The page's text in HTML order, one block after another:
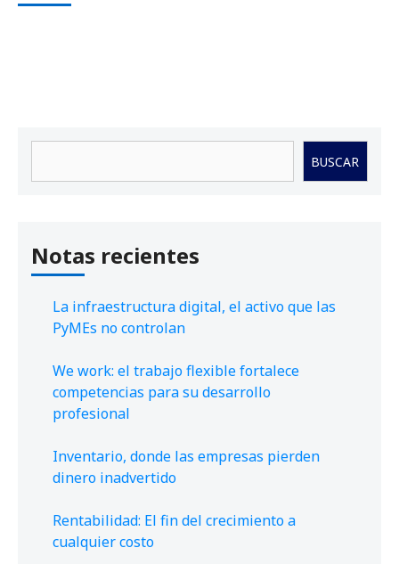
BUSCAR
Notas recientes
La infraestructura digital, el activo que las
PyMEs no controlan
We work: el trabajo flexible fortalece
competencias para su desarrollo
profesional
Inventario, donde las empresas pierden
dinero inadvertido
Rentabilidad: El fin del crecimiento a
cualquier costo